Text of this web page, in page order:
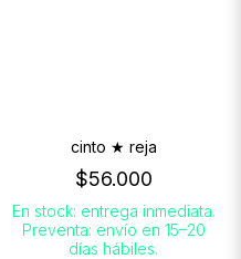
cinto ★ reja
$56.000
En stock: entrega inmediata.
Preventa: envío en 15–20
días hábiles.